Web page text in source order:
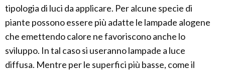
tipologia di luci da applicare. Per alcune specie di
piante possono essere più adatte le lampade alogene
che emettendo calore ne favoriscono anche lo
sviluppo. In tal caso si useranno lampade a luce
diffusa. Mentre per le superfici più basse, come il